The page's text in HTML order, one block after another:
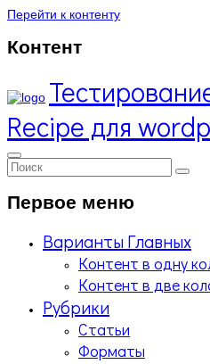
Перейти к контенту
Контент
Recipe для
Первое меню
Варианты Главных
Контент в одну
Контент в две
Рубрики
Статьи
Форматы